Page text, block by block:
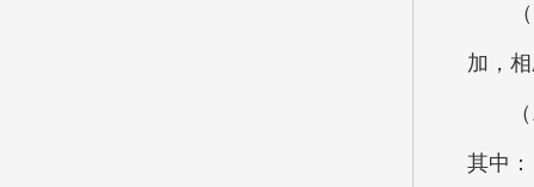
（一
加，
（二
其